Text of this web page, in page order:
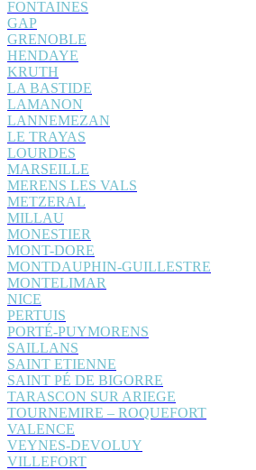
FONTAINES
GAP
GRENOBLE
HENDAYE
KRUTH
LA BASTIDE
LAMANON
LANNEMEZAN
LE TRAYAS
LOURDES
MARSEILLE
MERENS LES VALS
METZERAL
MILLAU
MONESTIER
MONT-DORE
MONTDAUPHIN-GUILLESTRE
MONTELIMAR
NICE
PERTUIS
PORTÉ-PUYMORENS
SAILLANS
SAINT ETIENNE
SAINT PÉ DE BIGORRE
TARASCON SUR ARIEGE
TOURNEMIRE – ROQUEFORT
VALENCE
VEYNES-DEVOLUY
VILLEFORT